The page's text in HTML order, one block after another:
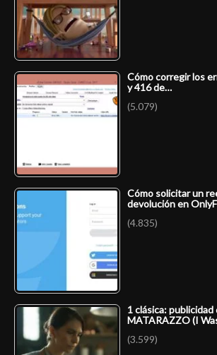
Cómo corregir los
y 416 de…
(5.079)
Cómo solicitar un
devolución en
(4.835)
1 clásica:
MATARAZZO (I
(3.599)